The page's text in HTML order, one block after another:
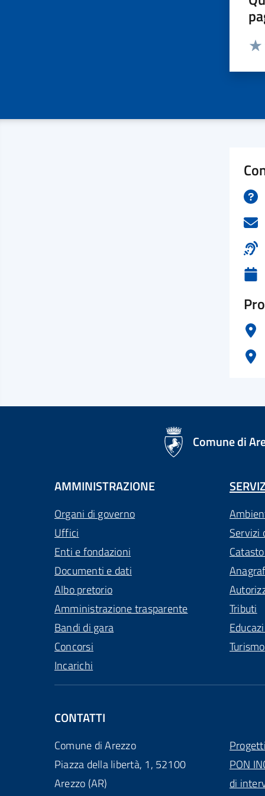
Comune di
AMMINISTRAZIONE
Organi di governo
Uffici
Enti e fondazioni
Documenti e dati
Albo pretorio
Amministrazione trasparente
Bandi di gara
Concorsi
Incarichi
Servizi
Tributi
Turismo
CONTATTI
Comune di Arezzo
Piazza della libertà, 1, 52100
Arezzo (AR)
PON
di